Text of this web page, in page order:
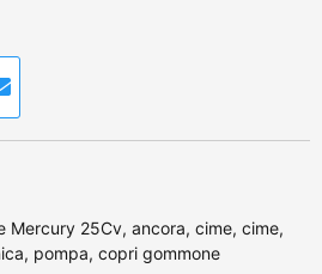
Mercury 25Cv, ancora, cime, cime,
pompa, copri gommone